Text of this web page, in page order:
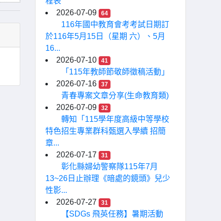
2026-07-09
64
116年國中教育會考考試日期訂
於116年5月15日（星期 六）、5月
16...
2026-07-10
41
「115年教師節敬師徵稿活動」
2026-07-16
37
青春專案文章分享(生命教育類)
2026-07-09
32
轉知「115學年度高級中等學校
特色招生專業群科甄選入學續 招簡
章...
2026-07-17
31
彰化縣婦幼警察隊115年7月
13~26日止辦理《暗處的鏡頭》兒少
性影...
2026-07-27
31
【SDGs 飛英任務】暑期活動